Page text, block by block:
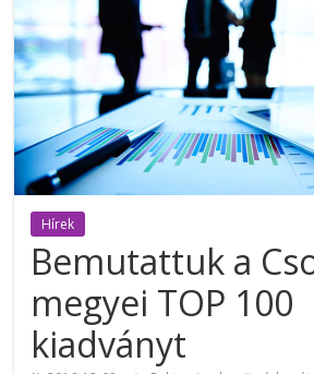
Hírek
Bemutattuk a
megyei TOP 100
kiadványt